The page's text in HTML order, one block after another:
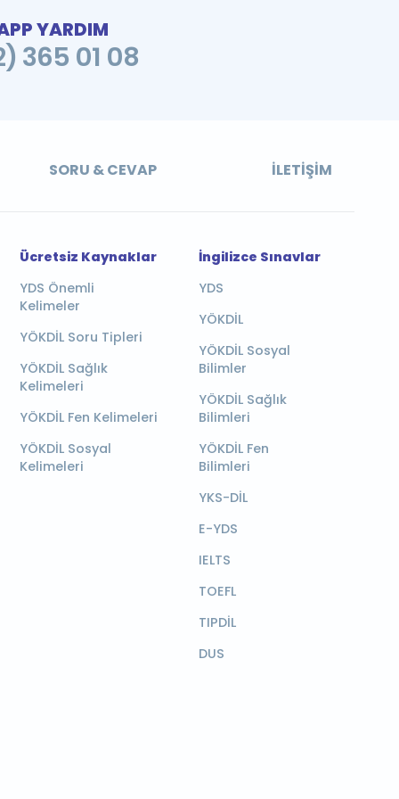
YARDIM
365 01 08
SORU & CEVAP İLETIŞIM
Ücretsiz Kaynaklar
YDS Önemli
Kelimeler
YÖKDİL Soru Tipleri
YÖKDİL Sağlık
Kelimeleri
YÖKDİL Fen Kelimeleri
YÖKDİL Sosyal
Kelimeleri
İngilizce Sınavlar
YDS
YÖKDİL
YÖKDİL Sosyal
Bilimler
YÖKDİL Sağlık
Bilimleri
YÖKDİL Fen
Bilimleri
YKS-DİL
E-YDS
IELTS
TOEFL
TIPDİL
DUS